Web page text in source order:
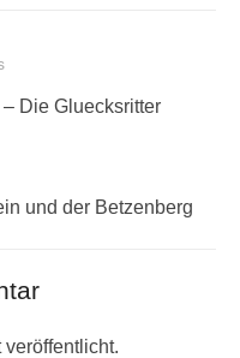
Die Gluecksritter
und der Betzenberg